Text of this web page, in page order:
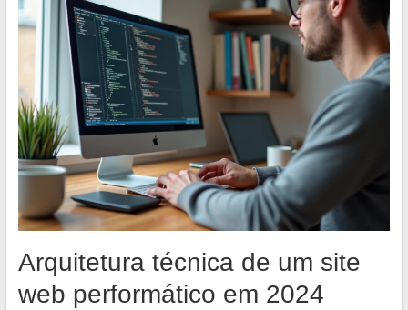
Arquitetura técnica de um site
web performático em 2024